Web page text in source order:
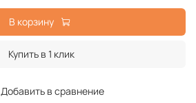
Добавить в сравнение
В корзину
Купить в 1 клик